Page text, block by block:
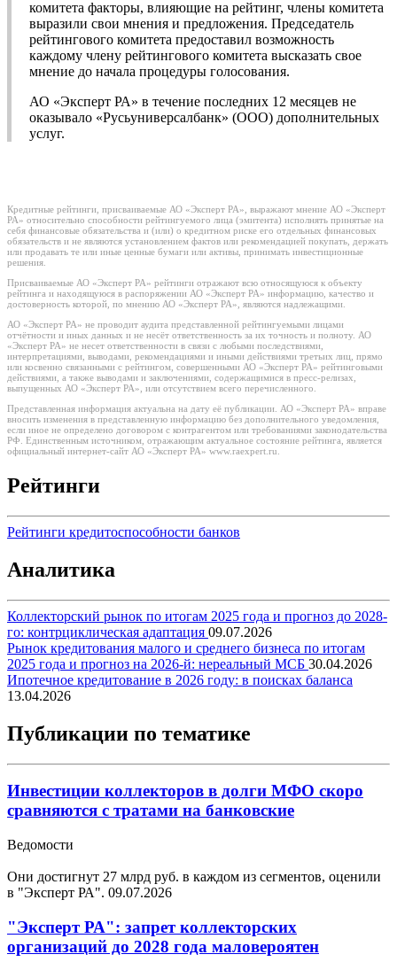
комитета факторы, влияющие на рейтинг, члены комитета
выразили свои мнения и предложения. Председатель
рейтингового комитета предоставил возможность
каждому члену рейтингового комитета высказать свое
мнение до начала процедуры голосования.
АО «Эксперт РА» в течение последних 12 месяцев не
оказывало «Русьуниверсалбанк» (ООО) дополнительных
услуг.
Кредитные рейтинги, присваиваемые АО «Эксперт РА», выражают мнение АО «Эксперт
РА» относительно способности рейтингуемого лица (эмитента) исполнять принятые на
себя финансовые обязательства и (или) о кредитном риске его отдельных финансовых
обязательств и не являются установлением фактов или рекомендацией покупать, держать
или продавать те или иные ценные бумаги или активы, принимать инвестиционные
решения.
Присваиваемые АО «Эксперт РА» рейтинги отражают всю относящуюся к объекту
рейтинга и находящуюся в распоряжении АО «Эксперт РА» информацию, качество и
достоверность которой, по мнению АО «Эксперт РА», являются надлежащими.
АО «Эксперт РА» не проводит аудита представленной рейтингуемыми лицами
отчётности и иных данных и не несёт ответственность за их точность и полноту. АО
«Эксперт РА» не несет ответственности в связи с любыми последствиями,
интерпретациями, выводами, рекомендациями и иными действиями третьих лиц, прямо
или косвенно связанными с рейтингом, совершенными АО «Эксперт РА» рейтинговыми
действиями, а также выводами и заключениями, содержащимися в пресс-релизах,
выпущенных АО «Эксперт РА», или отсутствием всего перечисленного.
Представленная информация актуальна на дату её публикации. АО «Эксперт РА» вправе
вносить изменения в представленную информацию без дополнительного уведомления,
если иное не определено договором с контрагентом или требованиями законодательства
РФ. Единственным источником, отражающим актуальное состояние рейтинга, является
официальный интернет-сайт АО «Эксперт РА» www.raexpert.ru.
Рейтинги
Рейтинги кредитоспособности банков
Аналитика
Коллекторский рынок по итогам 2025 года и прогноз до 2028-
го: контрциклическая адаптация 09.07.2026
Рынок кредитования малого и среднего бизнеса по итогам
2025 года и прогноз на 2026-й: нереальный МСБ 30.04.2026
Ипотечное кредитование в 2026 году: в поисках баланса
13.04.2026
Публикации по тематике
Инвестиции коллекторов в долги МФО скоро
сравняются с тратами на банковские
Ведомости
Они достигнут 27 млрд руб. в каждом из сегментов, оценили
в "Эксперт РА". 09.07.2026
"Эксперт РА": запрет коллекторских
организаций до 2028 года маловероятен